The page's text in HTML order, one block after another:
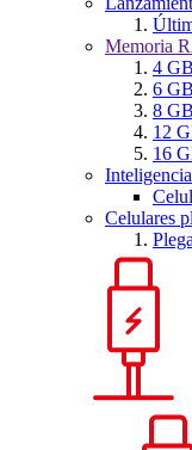
Memoria
4 GB
6 GB
8 GB
12
16
Celulares